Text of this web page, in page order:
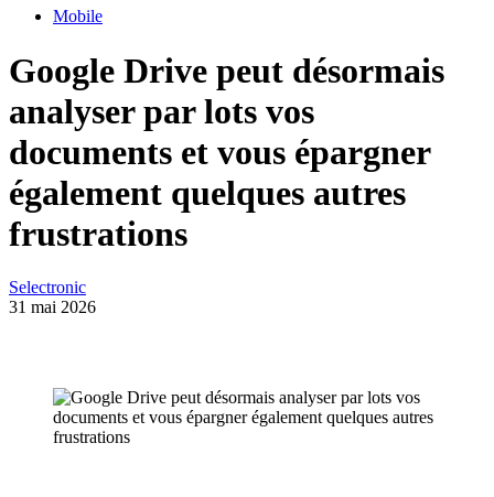
Mobile
Google Drive peut désormais
analyser par lots vos
documents et vous épargner
également quelques autres
frustrations
Selectronic
31 mai 2026